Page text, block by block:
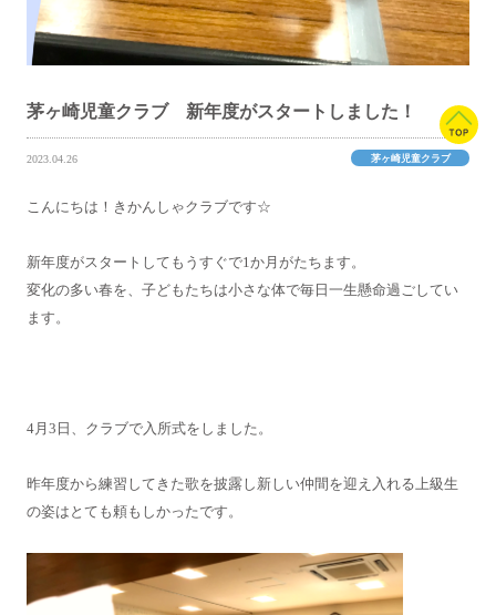
茅ヶ崎児童クラブ 新年度がスタートしました！
2023.04.26 茅ヶ崎児童クラブ
こんにちは！きかんしゃクラブです☆
新年度がスタートしてもうすぐで1か月がたちます。
変化の多い春を、子どもたちは小さな体で毎日一生懸命過ごしてい
ます。
4月3日、クラブで入所式をしました。
昨年度から練習してきた歌を披露し新しい仲間を迎え入れる上級生
の姿はとても頼もしかったです。